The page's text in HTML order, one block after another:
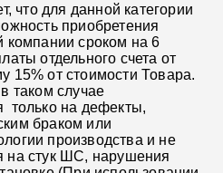
что для данной категории
приобретения
компании сроком на 6
отдельного счета от
15% от стоимости Товара.
таком случае
только на дефекты,
браком или
производства и не
на стук ШС, нарушения